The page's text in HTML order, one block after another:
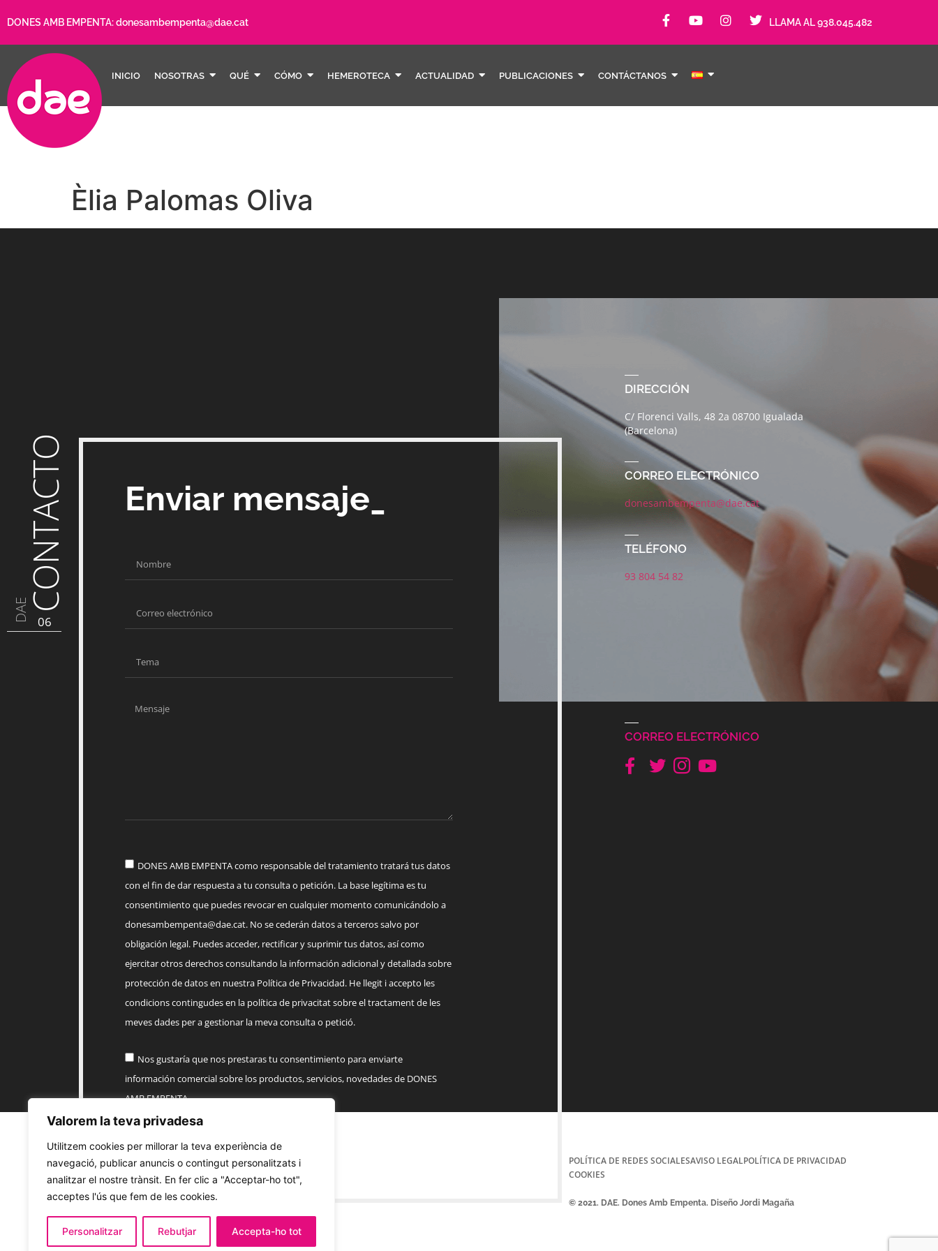
Valorem la teva privadesa
Utilitzem cookies per millorar la teva experiència de
navegació, publicar anuncis o contingut personalitzats i
analitzar el nostre trànsit. En fer clic a "Acceptar-ho tot",
acceptes l'ús que fem de les cookies.
Personalitzar Rebutjar Accepta-ho tot
DONES AMB EMPENTA:donesambempenta@dae.cat LLAMA AL 938.045.482
INICIO NOSOTRAS QUÉ CÓMO HEMEROTECA ACTUALIDAD PUBLICACIONES CONTÁCTANOS
Èlia Palomas Oliva
DAE CONTACTO
06
Enviar mensaje_
DONES AMB EMPENTA como responsable del tratamiento tratará tus datos
con el fin de dar respuesta a tu consulta o petición. La base legítima es tu
consentimiento que puedes revocar en cualquier momento comunicándolo a
donesambempenta@dae.cat. No se cederán datos a terceros salvo por
obligación legal. Puedes acceder, rectificar y suprimir tus datos, así como
ejercitar otros derechos consultando la información adicional y detallada sobre
protección de datos en nuestra Política de Privacidad. He llegit i accepto les
condicions contingudes en la política de privacitat sobre el tractament de les
meves dades per a gestionar la meva consulta o petició.
Nos gustaría que nos prestaras tu consentimiento para enviarte
información comercial sobre los productos, servicios, novedades de DONES
AMB EMPENTA
Enviar
DIRECCIÓN
C/ Florenci Valls, 48 2a 08700 Igualada
(Barcelona)
CORREO ELECTRÓNICO
donesambempenta@dae.cat
TELÉFONO
93 804 54 82
CORREO ELECTRÓNICO
POLÍTICA DE REDES SOCIALESAVISO LEGALPOLÍTICA DE PRIVACIDAD
COOKIES
© 2021. DAE. Dones Amb Empenta. Diseño Jordi Magaña